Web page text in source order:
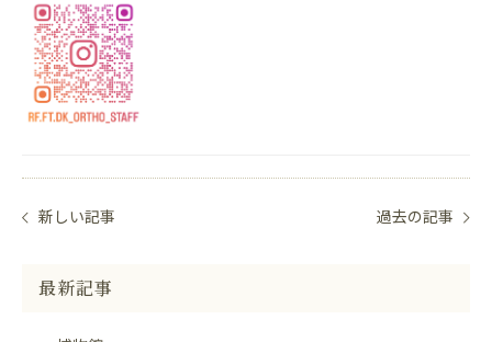
新しい記事 過去の記事
最新記事